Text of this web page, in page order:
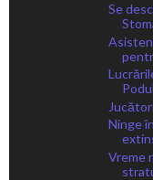
Se
Ninge
Vreme